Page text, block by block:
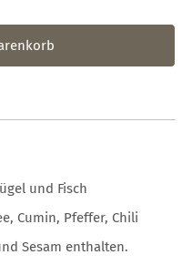
und Fisch
Cumin, Pfeffer, Chili
Sesam enthalten.